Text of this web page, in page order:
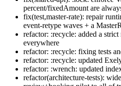
percent/fixedAmount are
fix(test,master-rate): repair
event-retype waves + a
refactor: :recycle: added a
everywhere
refactor: :recycle: fixing tests
refactor: :recycle: updated
refactor: :wrench: updated
refactor(architecture-tests):